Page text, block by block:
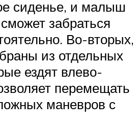
сиденье, и малыш
забраться
Во-вторых,
из отдельных
ездят влево-
перемещать
маневров с